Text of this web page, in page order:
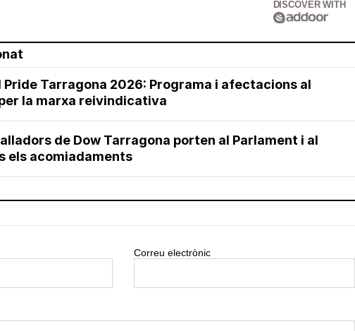
DISCOVER WITH
Pride Tarragona 2026: Programa i afectacions al
la marxa reivindicativa
de Dow Tarragona porten al Parlament i al
els acomiadaments
Correu electrònic